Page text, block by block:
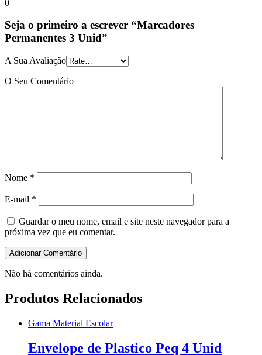
0
Seja o primeiro a escrever “Marcadores
Permanentes 3 Unid”
A Sua Avaliação
O Seu Comentário
Nome *
E-mail *
Guardar o meu nome, email e site neste navegador para a
próxima vez que eu comentar.
Não há comentários ainda.
Produtos Relacionados
Gama Material Escolar
Envelope de Plastico Peq 4 Unid